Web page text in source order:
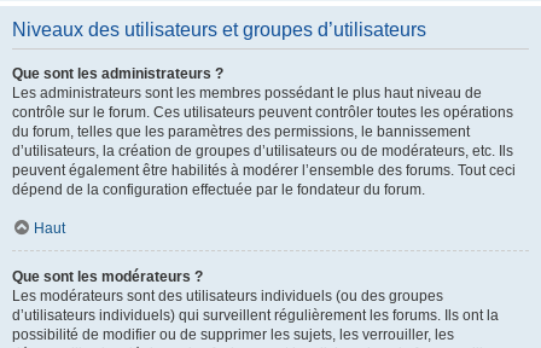
Niveaux des utilisateurs et groupes d’utilisateurs
Que sont les administrateurs ?
Les administrateurs sont les membres possédant le plus haut niveau de
contrôle sur le forum. Ces utilisateurs peuvent contrôler toutes les opérations
du forum, telles que les paramètres des permissions, le bannissement
d’utilisateurs, la création de groupes d’utilisateurs ou de modérateurs, etc. Ils
peuvent également être habilités à modérer l’ensemble des forums. Tout ceci
dépend de la configuration effectuée par le fondateur du forum.
Haut
Que sont les modérateurs ?
Les modérateurs sont des utilisateurs individuels (ou des groupes
d’utilisateurs individuels) qui surveillent régulièrement les forums. Ils ont la
possibilité de modifier ou de supprimer les sujets, les verrouiller, les